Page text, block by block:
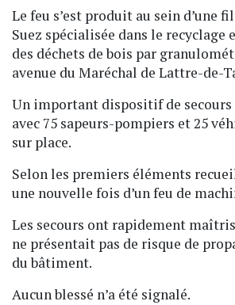
Le feu s’est produit au sein d’une
Suez spécialisée dans le
des déchets de bois par
avenue du Maréchal de Lattre-de-
Un important dispositif de
avec 75 sapeurs-pompiers et 25
sur place.
Selon les premiers éléments
une nouvelle fois d’un feu de
Les secours ont rapidement
ne présentait pas de risque de
du bâtiment.
Aucun blessé n’a été signalé.